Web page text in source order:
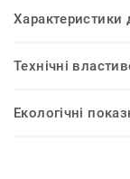
Характеристики
Технічні
Екологічні